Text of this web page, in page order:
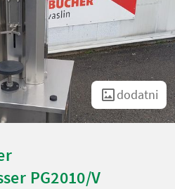
dodatni
PG2010/V